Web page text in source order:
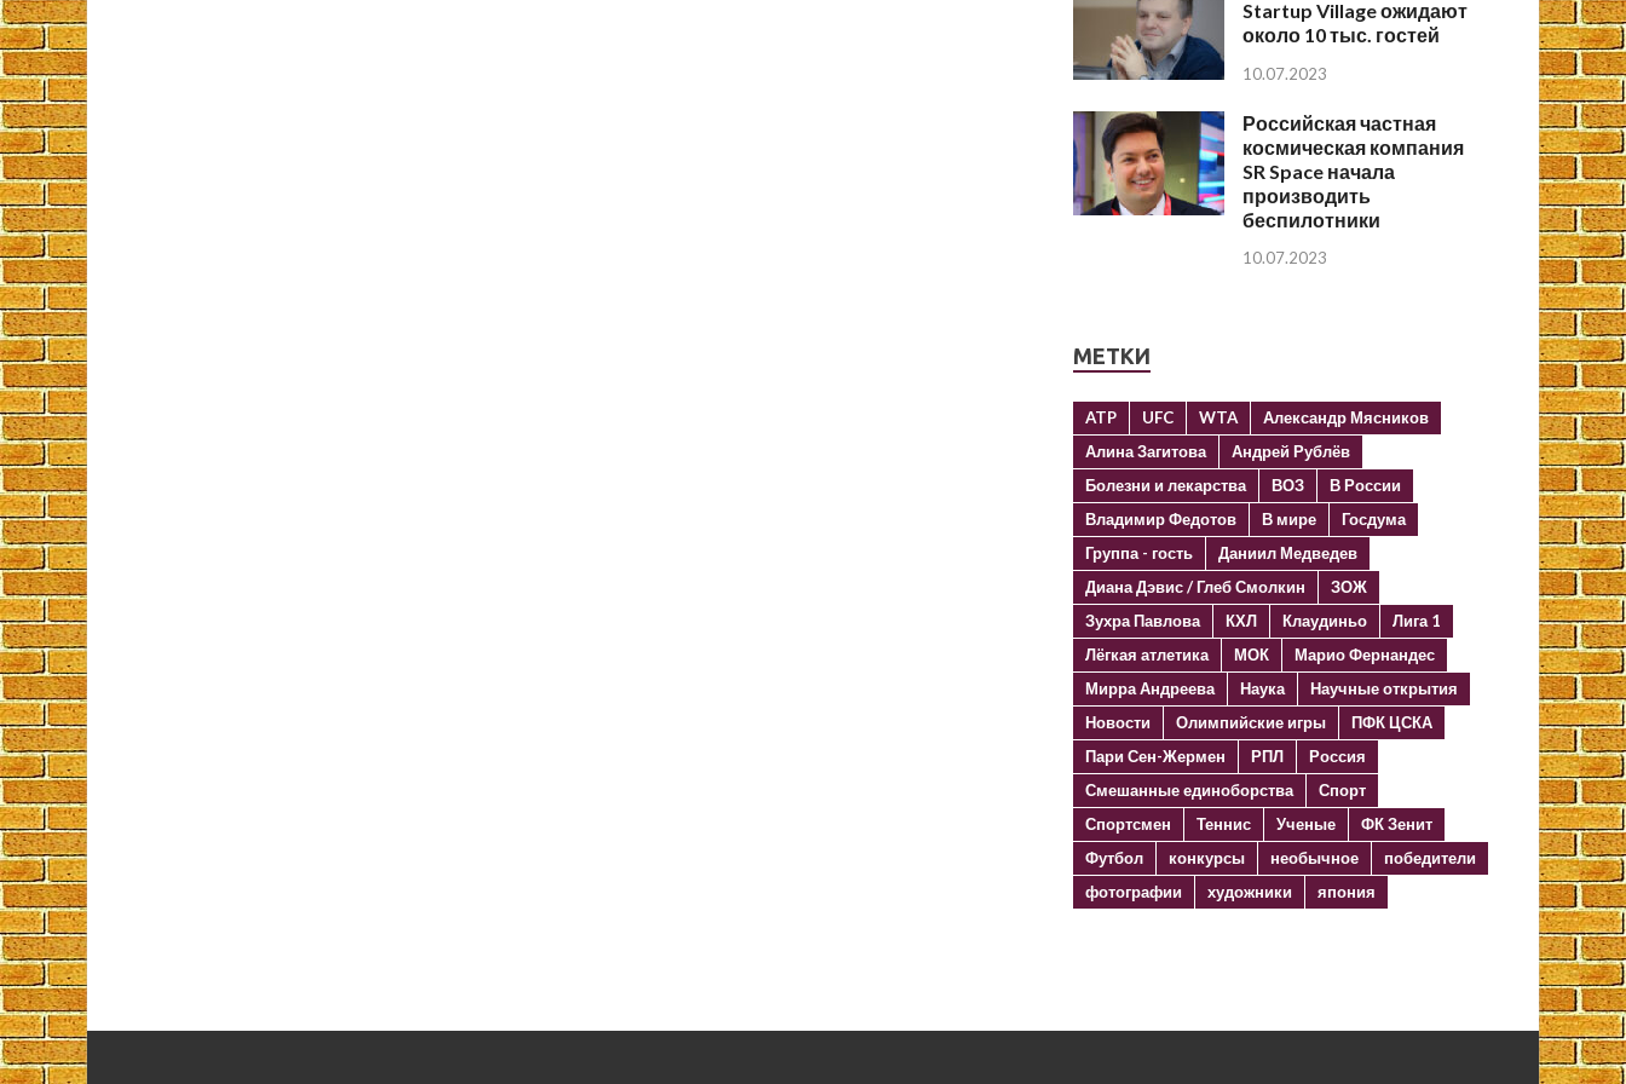
Startup Village ожидают
около 10 тыс. гостей
10.07.2023
Российская частная
космическая компания
SR Space начала
производить
беспилотники
10.07.2023
МЕТКИ
ATP UFC WTA
Александр Мясников
Алина Загитова
Андрей Рублёв
Болезни и лекарства
ВОЗ
В России
Владимир Федотов
В мире
Госдума
Группа - гость
Даниил Медведев
Диана Дэвис / Глеб Смолкин
ЗОЖ
Зухра Павлова
КХЛ Клаудиньо
Лига 1
Лёгкая атлетика
МОК
Марио Фернандес
Мирра Андреева
Наука
Научные открытия
Новости
Олимпийские игры
ПФК ЦСКА
Пари Сен-Жермен
РПЛ
Россия
Смешанные единоборства
Спорт
Спортсмен
Теннис Ученые
ФК Зенит
Футбол
конкурсы необычное
победители
фотографии
художники япония